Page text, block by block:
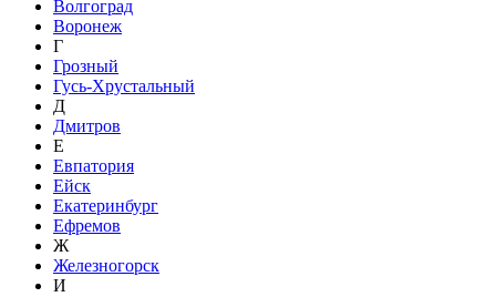
Волгоград
Воронеж
Г
Грозный
Гусь-Хрустальный
Д
Дмитров
Е
Евпатория
Ейск
Екатеринбург
Ефремов
Ж
Железногорск
И